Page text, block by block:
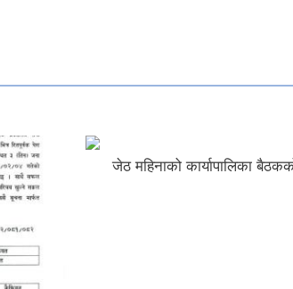
जेठ महिनाको कार्यापालिका